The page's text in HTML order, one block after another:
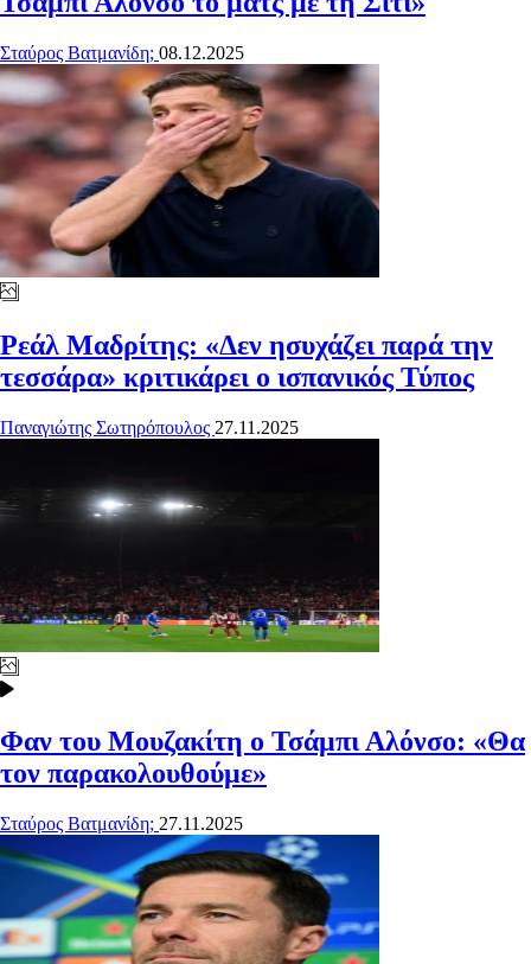
Σταύρος Βατμανίδη; 08.12.2025
Ρεάλ Μαδρίτης: «Δεν ησυχάζει παρά την
τεσσάρα» κριτικάρει ο ισπανικός Τύπος
Παναγιώτης Σωτηρόπουλος 27.11.2025
Φαν του Μουζακίτη ο Τσάμπι Αλόνσο: «Θα
τον παρακολουθούμε»
Σταύρος Βατμανίδη; 27.11.2025